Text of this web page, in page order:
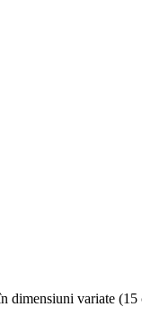
dimensiuni variate